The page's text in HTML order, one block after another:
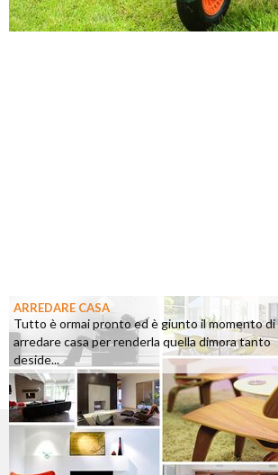
ARREDARE CASA
Tutto è ormai pronto ed è giunto il momento di
arredare casa per renderla quella dimora tanto
deside...
©2026 - casapratica.org - p.iva 03338800984